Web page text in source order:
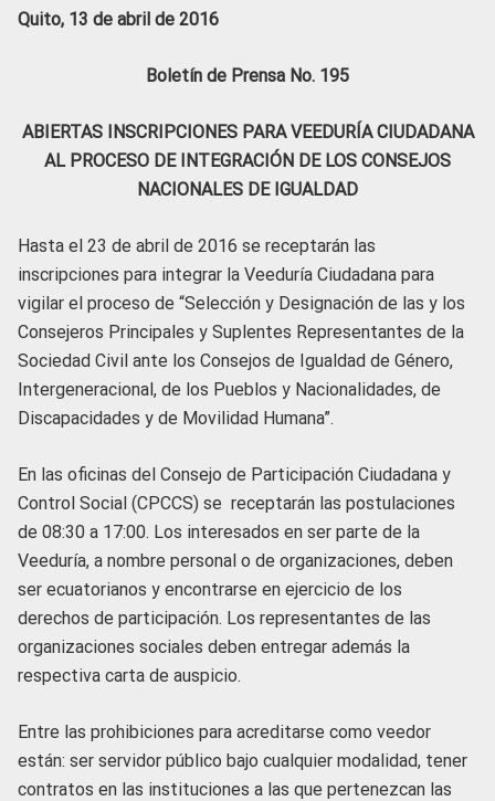
Quito, 13 de abril de 2016
Boletín de Prensa No. 195
ABIERTAS INSCRIPCIONES PARA VEEDURÍA CIUDADANA
AL PROCESO DE INTEGRACIÓN DE LOS CONSEJOS
NACIONALES DE IGUALDAD
Hasta el 23 de abril de 2016 se receptarán las
inscripciones para integrar la Veeduría Ciudadana para
vigilar el proceso de “Selección y Designación de las y los
Consejeros Principales y Suplentes Representantes de la
Sociedad Civil ante los Consejos de Igualdad de Género,
Intergeneracional, de los Pueblos y Nacionalidades, de
Discapacidades y de Movilidad Humana”.
En las oficinas del Consejo de Participación Ciudadana y
Control Social (CPCCS) se receptarán las postulaciones
de 08:30 a 17:00. Los interesados en ser parte de la
Veeduría, a nombre personal o de organizaciones, deben
ser ecuatorianos y encontrarse en ejercicio de los
derechos de participación. Los representantes de las
organizaciones sociales deben entregar además la
respectiva carta de auspicio.
Entre las prohibiciones para acreditarse como veedor
están: ser servidor público bajo cualquier modalidad, tener
contratos en las instituciones a las que pertenezcan las